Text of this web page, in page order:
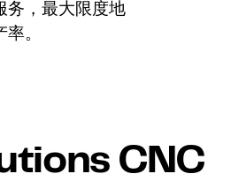
务，最大限度地
。
CNC